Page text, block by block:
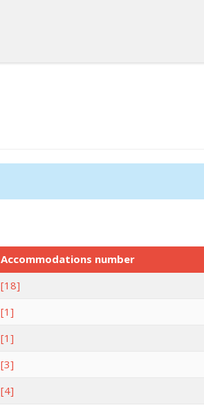
Accommodations number
[18]
[1]
[1]
[3]
[4]